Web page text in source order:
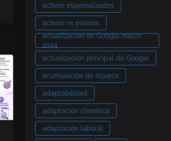
activos especializados
activos vs pasivos
actualización de Google marzo
2024
actualización principal de Google
acumulación de riqueza
adaptabilidad
adaptación climática
adaptación laboral